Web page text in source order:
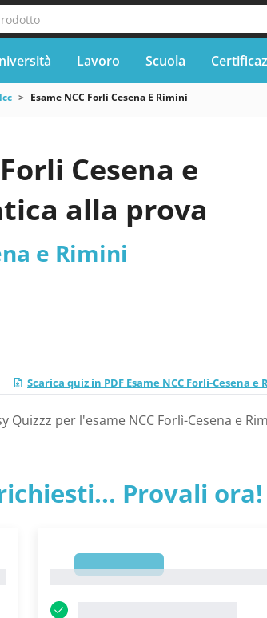
Lavoro Scuola
Esame NCC Forlì Cesena E Rimini
Cesena e
alla prova
e Rimini
Scarica quiz in PDF Esame NCC Forlì-Cesena e
per l'esame NCC Forlì-Cesena e
Provali ora!